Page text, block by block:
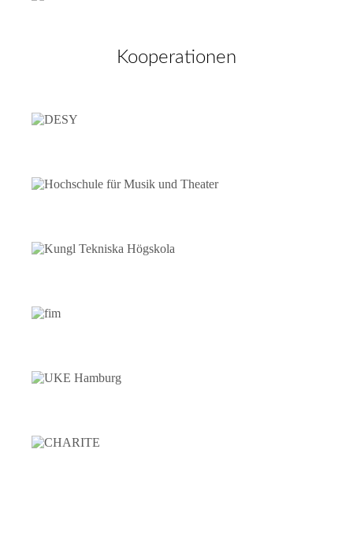
Kooperationen